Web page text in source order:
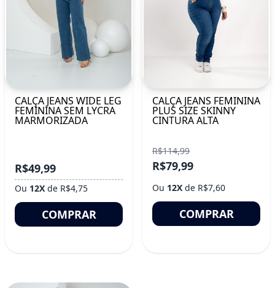
CALÇA JEANS WIDE LEG
FEMININA SEM LYCRA
MARMORIZADA
R$49,99
Ou 12X de R$4,75
COMPRAR
CALÇA JEANS FEMININA
PLUS SIZE SKINNY
CINTURA ALTA
R$114,99
R$79,99
Ou 12X de R$7,60
COMPRAR